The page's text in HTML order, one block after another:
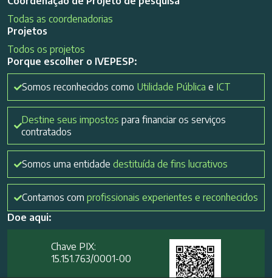
Todas as coordenadorias
Projetos
Todos os projetos
Porque escolher o IVEPESP:
Somos reconhecidos como Utilidade Pública e ICT
Destine seus impostos para financiar os serviços
contratados
Somos uma entidade destituída de fins lucrativos
Contamos com profissionais experientes e reconhecidos
Doe aqui:
Chave PIX:
15.151.763/0001-00​